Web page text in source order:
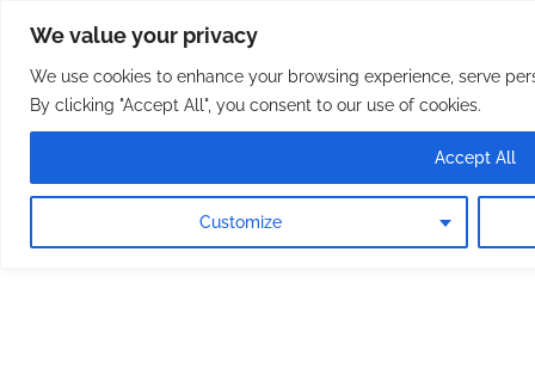
We value your privacy
We use cookies to enhance your browsing experience, serve
By clicking "Accept All", you consent to our use of cookies.
Customize
Accept All
content
Osterreichische Pfarreie